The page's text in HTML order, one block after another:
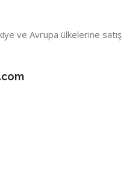
ve Avrupa ülkelerine satış